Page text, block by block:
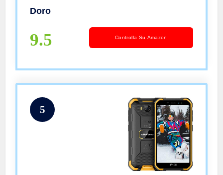
Doro
9.5 Controlla Su Amazon
5